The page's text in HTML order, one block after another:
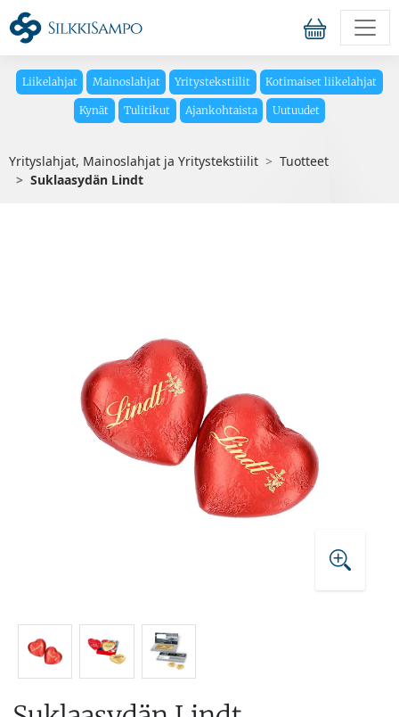
Liikelahjat Mainoslahjat Yritystekstiilit Kotimaiset liikelahjat
Kynät Tulitikut Ajankohtaista Uutuudet
Yrityslahjat, Mainoslahjat ja Yritystekstiilit
Tuotteet
Suklaasydän Lindt